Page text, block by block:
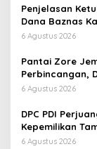
Penjelasan
Dana Baznas
6 Agustus 2026
Pantai Zore
Perbincangan,
Tanpa
di Kawasan
6 Agustus 2026
DPC PDI
Kepemilikan
6 Agustus 2026